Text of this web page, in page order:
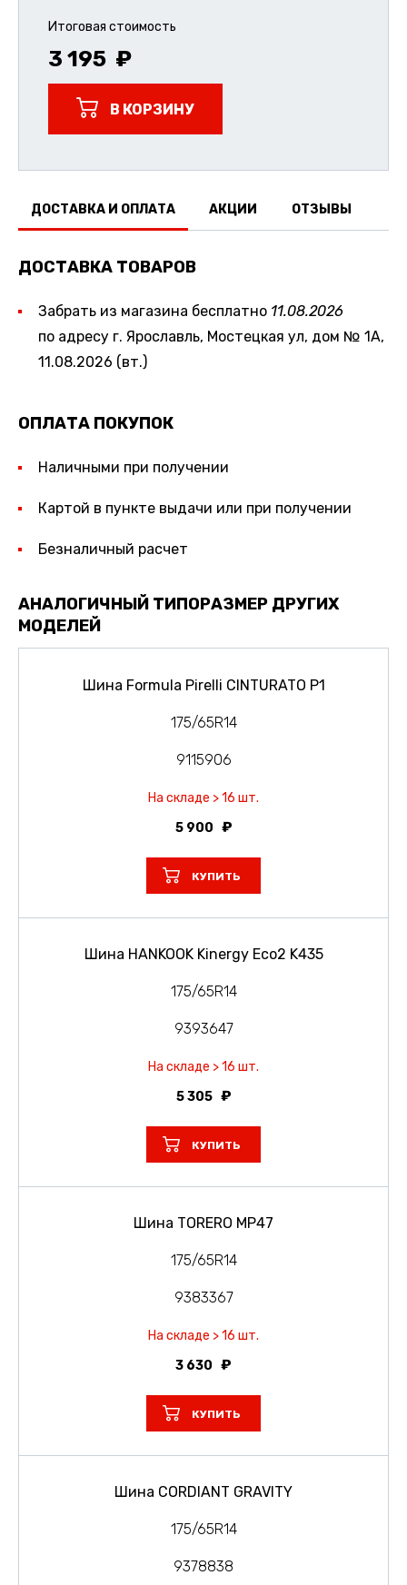
Итоговая стоимость
3 195
В КОРЗИНУ
ДОСТАВКА И ОПЛАТА АКЦИИ ОТЗЫВЫ
ДОСТАВКА ТОВАРОВ
Забрать из магазина бесплатно 11.08.2026
по адресу г. Ярославль, Мостецкая ул, дом № 1А,
11.08.2026 (вт.)
ОПЛАТА ПОКУПОК
Наличными при получении
Картой в пункте выдачи или при получении
Безналичный расчет
АНАЛОГИЧНЫЙ ТИПОРАЗМЕР ДРУГИХ
МОДЕЛЕЙ
Шина Formula Pirelli CINTURATO P1
175/65R14
9115906
На складе > 16 шт.
5 900
КУПИТЬ
Шина HANKOOK Kinergy Eco2 K435
175/65R14
9393647
На складе > 16 шт.
5 305
КУПИТЬ
Шина TORERO MP47
175/65R14
9383367
На складе > 16 шт.
3 630
КУПИТЬ
Шина CORDIANT GRAVITY
175/65R14
9378838